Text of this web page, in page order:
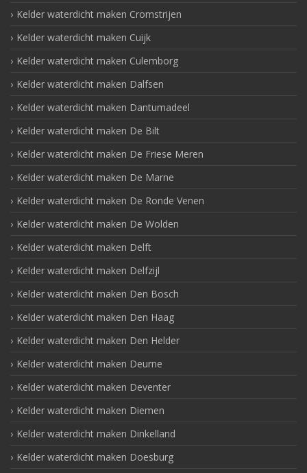
Kelder waterdicht maken Cromstrijen
Kelder waterdicht maken Cuijk
Kelder waterdicht maken Culemborg
Kelder waterdicht maken Dalfsen
Kelder waterdicht maken Dantumadeel
Kelder waterdicht maken De Bilt
Kelder waterdicht maken De Friese Meren
Kelder waterdicht maken De Marne
Kelder waterdicht maken De Ronde Venen
Kelder waterdicht maken De Wolden
Kelder waterdicht maken Delft
Kelder waterdicht maken Delfzijl
Kelder waterdicht maken Den Bosch
Kelder waterdicht maken Den Haag
Kelder waterdicht maken Den Helder
Kelder waterdicht maken Deurne
Kelder waterdicht maken Deventer
Kelder waterdicht maken Diemen
Kelder waterdicht maken Dinkelland
Kelder waterdicht maken Doesburg